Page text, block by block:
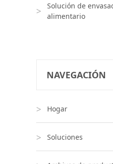
Solución de
alimentario
NAVEGACIÓN
Hogar
Soluciones